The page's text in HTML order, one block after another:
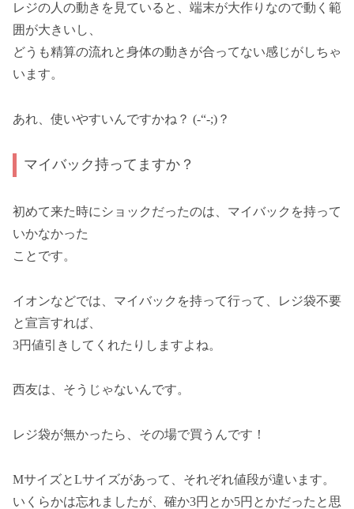
レジの人の動きを見ていると、端末が大作りなので動く範
囲が大きいし、
どうも精算の流れと身体の動きが合ってない感じがしちゃ
います。
あれ、使いやすいんですかね？ (-“-;)？
マイバック持ってますか？
初めて来た時にショックだったのは、マイバックを持って
いかなかった
ことです。
イオンなどでは、マイバックを持って行って、レジ袋不要
と宣言すれば、
3円値引きしてくれたりしますよね。
西友は、そうじゃないんです。
レジ袋が無かったら、その場で買うんです！
MサイズとLサイズがあって、それぞれ値段が違います。
いくらかは忘れましたが、確か3円とか5円とかだったと思